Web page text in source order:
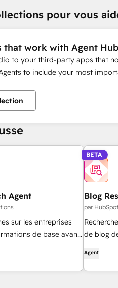
pour vous
that work with Agent Hub
to your third-party apps that
to include your most
Agent
sur les entreprises
de base avant
BETA
Blog
par HubSpot
de blog
Agent